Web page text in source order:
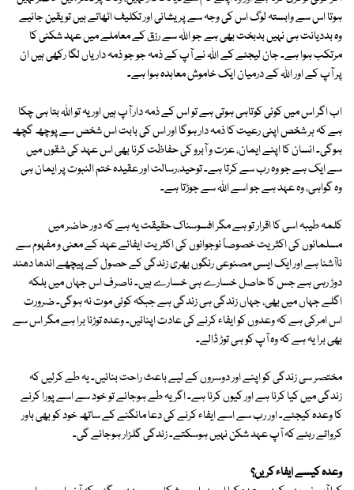
ہوتا اس سے وابستہ لوگ اس کی وجہ سے پریشانی اور تکلیف اٹھاتے ہیں تو یقین جانیے
وہ بددیانت ہی نہیں بدبخت بھی ہے جو اللہ سے رزق کے معاملے میں عہد شکنی کا
مرتکب ہوا ہے۔ جان لیجئے کے اللہ نے آپ کے ذمہ جو جو ذمہ داریاں لگا رکھی ہیں ان
پر آپ کے اور اللہ کے درمیان ایک خاموش معاہدہ ہوا ہے۔
اب اگر اس میں کوئی کوتاہی ہوتی ہے تو اس کے ذمہ دار آپ ہیں اور یہ تو اللہ بتا ہی چکا
ہے کہ ہر شخص اپنی رعیت کا ذمہ دار ہوگا اور اس کی بابت اس شخص سے پوچھ گچھ
ہوگی۔ انسان کا اپنے ایمان، عزت و آبرو کی حفاظت کرنا بھی اس عہد کی شقوں میں
سے ایک ہے جو وہ رب سے کرتا ہے۔ توحید،رسالت اور عقیدہ ختم النبوت پر ایمان ہی
وہ گواہی، وہ عہد ہے جو اسے اللہ سے جوڑتا ہے۔
کلمہ طیبہ اسی کا اقرار تو ہے مگر افسوسناک حقیقت یہ ہے کہ دور حاضر میں
مسلمانوں کی اکثریت خصوصاً نوجوانوں کی اکثریت ایفائے عہد کے معنی و مفہوم سے
ناآشنا ہے اور ایک ایسی مصنوعی رنگوں بھری زندگی کے حصول کے پیچھے اندھا دھند
دوڑ رہی ہے جس کا حاصل خسارے ہی خسارے ہیں۔ ناصرف اس جہاں میں بلکہ
اگلے جہاں میں بھی، جہاں زندگی ہی زندگی ہے جبکہ کوئی موت نہ ہوگی۔ ضرورت
اس امرکی ہے کہ وعدوں کو ایفاء کرنے کی عادت اپنائیں۔ وعدہ توڑنا برا ہے مگر اس سے
بھی برا یہ ہے کہ وہ آپ کو ہی توڑ ڈالے۔
مختصر سی زندگی کو اپنے اور دوسروں کے لیے باعث راحت بنائیں۔ یہ طے کرلیں کہ
زندگی میں کیا کرنا ہے اور کیوں کرنا ہے۔ اگر یہ طے ہوجائے تو خود سے اسے پورا کرنے
کا وعدہ کیجئے۔ اور رب سے اسے ایفاء کرنے کی دعا مانگنے کے ساتھ خود کو بھی باور
کرواتے رہئے کہ آپ عہد شکن نہیں ہوسکتے۔ زندگی گلزار ہوجائے گی۔
وعدہ کیسے ایفاء کریں؟